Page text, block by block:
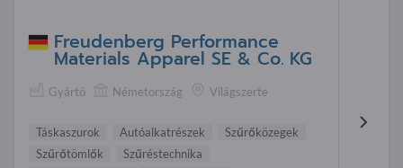
Freudenberg Performance
Materials Apparel SE & Co. KG
Gyártó Németország Világszerte
Táskaszurok Autóalkatrészek
Szűrőközegek
Szűrőtömlők
Szűréstechnika